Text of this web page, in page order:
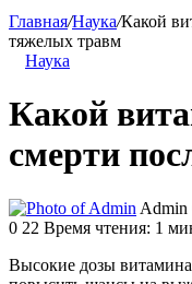
Главная/Наука/Какой
тяжелых травм
Наука
Какой
смерти
Admin
0 22 Время чтения: 1
Высокие дозы